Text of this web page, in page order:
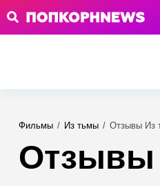
Фильмы / Из тьмы / Отзывы Из
Отзывы